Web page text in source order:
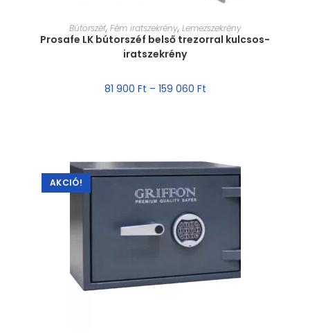
MÉRET VÁLASZTÁSA
Bútorszéf, Fém iratszekrény, Lemezszekrény
Prosafe LK bútorszéf belső trezorral kulcsos-
iratszekrény
81 900 Ft – 159 060 Ft
AKCIÓ!